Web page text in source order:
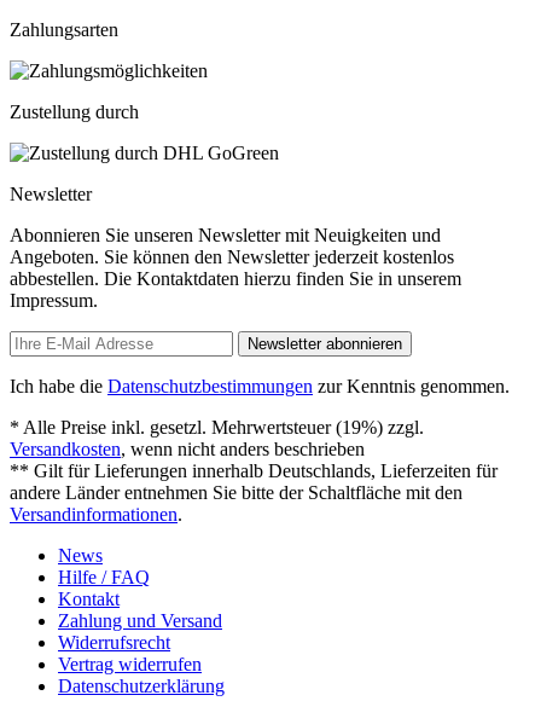
Zahlungsarten
Zustellung durch
Newsletter
Abonnieren Sie unseren Newsletter mit Neuigkeiten und
Angeboten. Sie können den Newsletter jederzeit kostenlos
abbestellen. Die Kontaktdaten hierzu finden Sie in unserem
Impressum.
Newsletter abonnieren
Ich habe die Datenschutzbestimmungen zur Kenntnis genommen.
* Alle Preise inkl. gesetzl. Mehrwertsteuer (19%) zzgl.
Versandkosten, wenn nicht anders beschrieben
** Gilt für Lieferungen innerhalb Deutschlands, Lieferzeiten für
andere Länder entnehmen Sie bitte der Schaltfläche mit den
Versandinformationen.
News
Hilfe / FAQ
Kontakt
Zahlung und Versand
Widerrufsrecht
Vertrag widerrufen
Datenschutzerklärung